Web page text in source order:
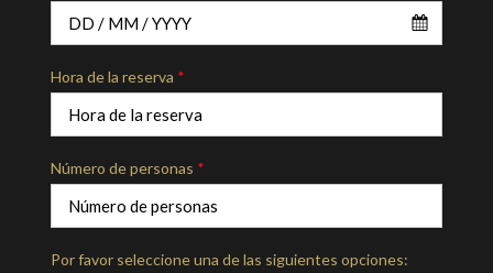
Hora de la reserva *
Número de personas *
Por favor seleccione una de las siguientes opciones: